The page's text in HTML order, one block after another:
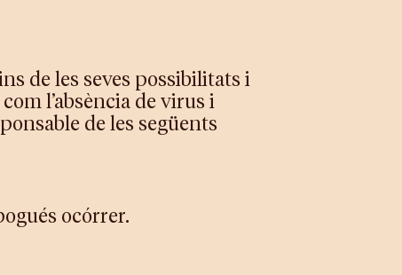
de les seves possibilitats i
l’absència de virus i
de les següents
ocórrer.